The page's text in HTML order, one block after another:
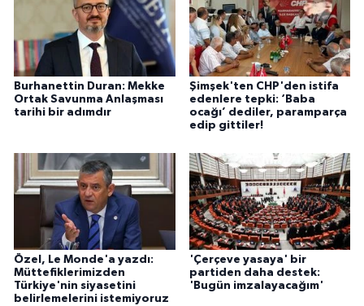
Burhanettin Duran: Mekke
Ortak Savunma Anlaşması
tarihi bir adımdır
Şimşek'ten CHP'den istifa
edenlere tepki: ‘Baba
ocağı’ dediler, paramparça
edip gittiler!
Özel, Le Monde'a yazdı:
Müttefiklerimizden
Türkiye'nin siyasetini
belirlemelerini istemiyoruz
'Çerçeve yasaya' bir
partiden daha destek:
'Bugün imzalayacağım'